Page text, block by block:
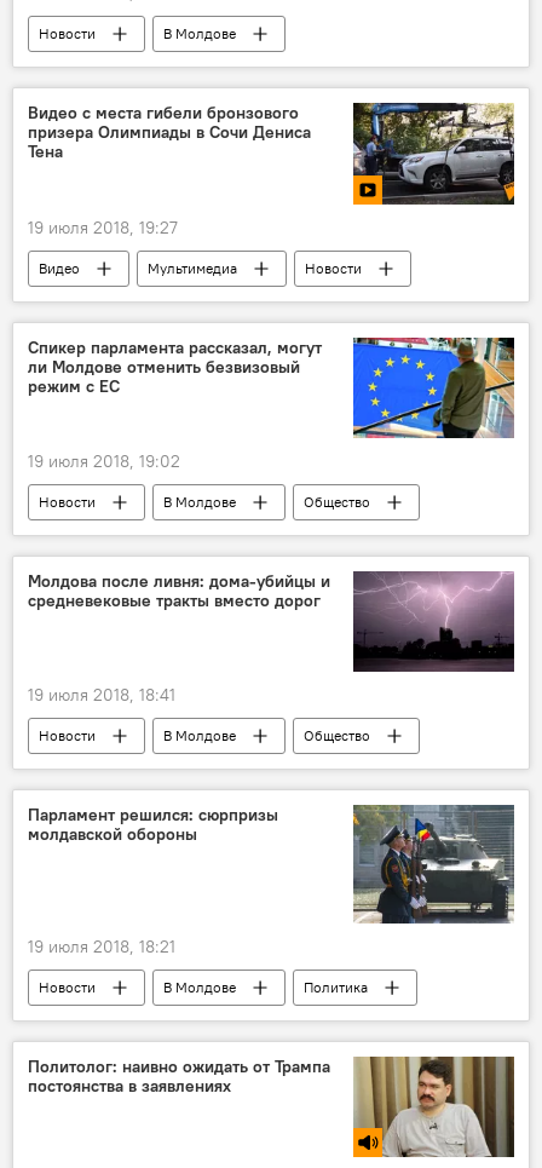
Новости
В Молдове
Происшествия
Республика Молдова
суд
приговор
гибель
спортсмены
избиение
Видео с места гибели бронзового
призера Олимпиады в Сочи Дениса
Тена
19 июля 2018, 19:27
Видео Мультимедиа
Новости
Денис Тен
смерть фигурист
Спикер парламента рассказал, могут
ли Молдове отменить безвизовый
режим с ЕС
19 июля 2018, 19:02
Новости В Молдове
Общество
Республика Молдова
Андриан Канду
безвизовый режим
гражданство
Молдова после ливня: дома-убийцы и
средневековые тракты вместо дорог
19 июля 2018, 18:41
Новости В Молдове
Общество
Происшествия
Аналитика
Кишинев
Республика Молдова
Комрат
осадки
асфальт
Парламент решился: сюрпризы
молдавской обороны
19 июля 2018, 18:21
Новости В Молдове
Политика
Общество
В мире
Политика
Общество
Приднестровское урегулирование
Политолог: наивно ожидать от Трампа
постоянства в заявлениях